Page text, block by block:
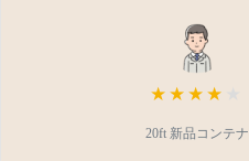
★★★★
20ft 新品コンテナ